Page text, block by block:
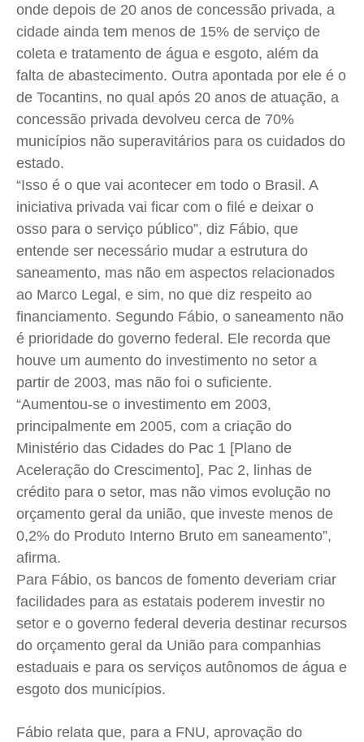
onde depois de 20 anos de concessão privada, a
cidade ainda tem menos de 15% de serviço de
coleta e tratamento de água e esgoto, além da
falta de abastecimento. Outra apontada por ele é o
de Tocantins, no qual após 20 anos de atuação, a
concessão privada devolveu cerca de 70%
municípios não superavitários para os cuidados do
estado.
“Isso é o que vai acontecer em todo o Brasil. A
iniciativa privada vai ficar com o filé e deixar o
osso para o serviço público”, diz Fábio, que
entende ser necessário mudar a estrutura do
saneamento, mas não em aspectos relacionados
ao Marco Legal, e sim, no que diz respeito ao
financiamento. Segundo Fábio, o saneamento não
é prioridade do governo federal. Ele recorda que
houve um aumento do investimento no setor a
partir de 2003, mas não foi o suficiente.
“Aumentou-se o investimento em 2003,
principalmente em 2005, com a criação do
Ministério das Cidades do Pac 1 [Plano de
Aceleração do Crescimento], Pac 2, linhas de
crédito para o setor, mas não vimos evolução no
orçamento geral da união, que investe menos de
0,2% do Produto Interno Bruto em saneamento”,
afirma.
Para Fábio, os bancos de fomento deveriam criar
facilidades para as estatais poderem investir no
setor e o governo federal deveria destinar recursos
do orçamento geral da União para companhias
estaduais e para os serviços autônomos de água e
esgoto dos municípios.
Fábio relata que, para a FNU, aprovação do